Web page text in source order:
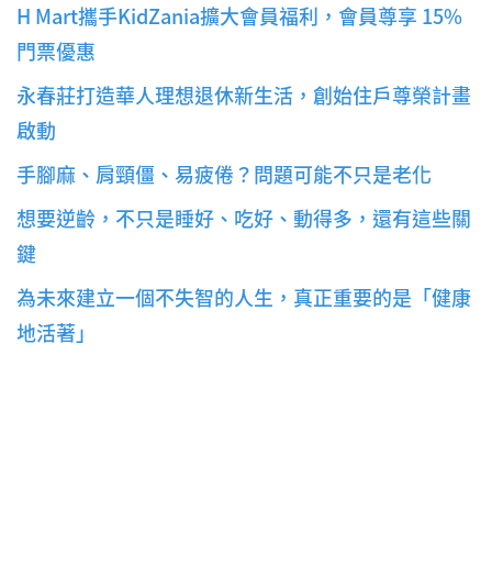
H Mart攜手KidZania擴大會員福利，會員尊享 15%
門票優惠
永春莊打造華人理想退休新生活，創始住戶尊榮計畫
啟動
手腳麻、肩頸僵、易疲倦？問題可能不只是老化
想要逆齡，不只是睡好、吃好、動得多，還有這些關
鍵
為未來建立一個不失智的人生，真正重要的是「健康
地活著」